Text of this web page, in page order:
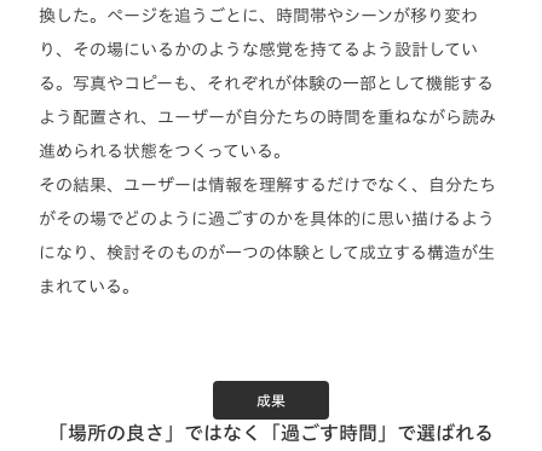
換した。ページを追うごとに、時間帯やシーンが移り変わ
り、その場にいるかのような感覚を持てるよう設計してい
る。写真やコピーも、それぞれが体験の一部として機能する
よう配置され、ユーザーが自分たちの時間を重ねながら読み
進められる状態をつくっている。
その結果、ユーザーは情報を理解するだけでなく、自分たち
がその場でどのように過ごすのかを具体的に思い描けるよう
になり、検討そのものが一つの体験として成立する構造が生
まれている。
成果
「場所の良さ」ではなく「過ごす時間」で選ばれる